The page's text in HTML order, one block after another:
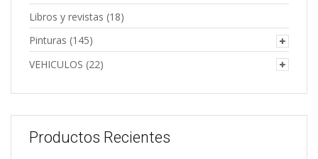
Libros y revistas (18)
Pinturas (145)
VEHICULOS (22)
Productos Recientes